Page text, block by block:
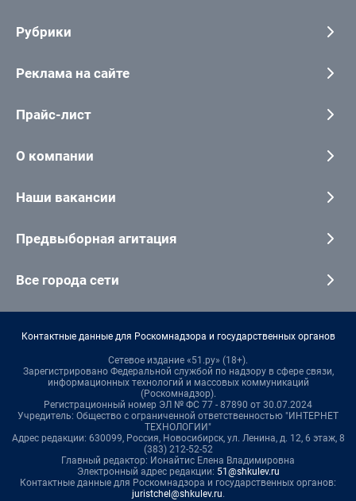
Рубрики
Реклама на сайте
Прайс-лист
О компании
Наши вакансии
Предвыборная агитация
Все города сети
Контактные данные для Роскомнадзора и государственных органов
Сетевое издание «51.ру» (18+).
Зарегистрировано Федеральной службой по надзору в сфере связи,
информационных технологий и массовых коммуникаций
(Роскомнадзор).
Регистрационный номер ЭЛ № ФС 77 - 87890 от 30.07.2024
Учредитель: Общество с ограниченной ответственностью "ИНТЕРНЕТ
ТЕХНОЛОГИИ"
Адрес редакции: 630099, Россия, Новосибирск, ул. Ленина, д. 12, 6 этаж, 8
(383) 212-52-52
Главный редактор: Ионайтис Елена Владимировна
Электронный адрес редакции: 51@shkulev.ru
Контактные данные для Роскомнадзора и государственных органов:
juristchel@shkulev.ru.